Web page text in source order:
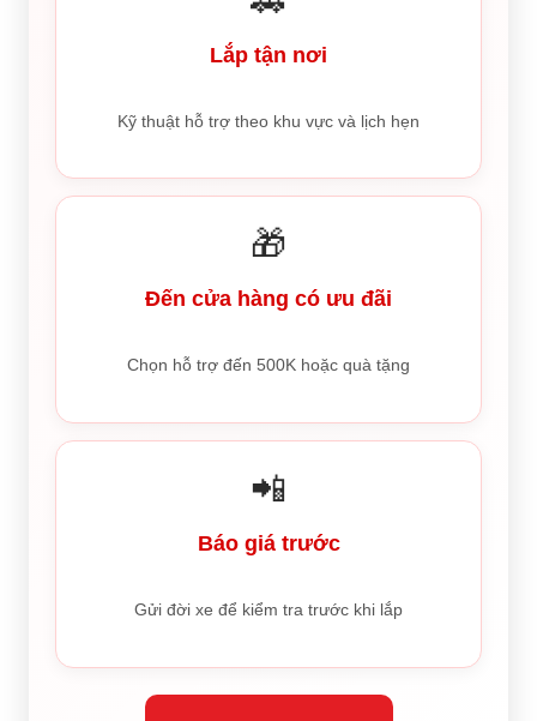
Lắp tận nơi
Kỹ thuật hỗ trợ theo khu vực và lịch hẹn
🎁
Đến cửa hàng có ưu đãi
Chọn hỗ trợ đến 500K hoặc quà tặng
📲
Báo giá trước
Gửi đời xe để kiểm tra trước khi lắp